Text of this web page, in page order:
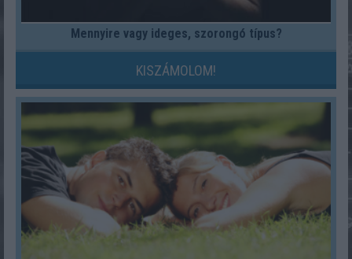
Mennyire vagy ideges, szorongó típus?
KISZÁMOLOM!